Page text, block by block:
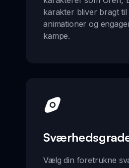
karakter bliver bragt til
animationer og
kampe.
Vælg din foretrukne